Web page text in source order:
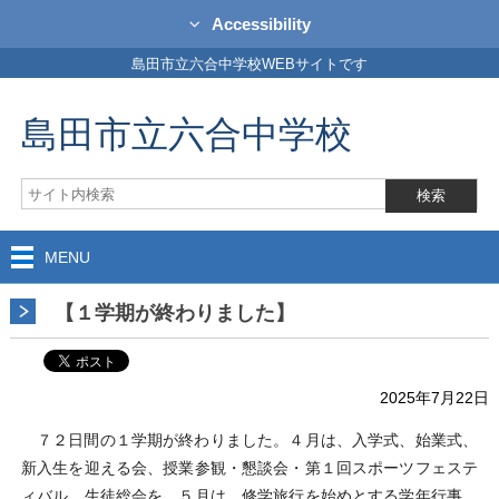
Accessibility
島田市立六合中学校WEBサイトです
島田市立六合中学校
MENU
【１学期が終わりました】
2025年7月22日
７２日間の１学期が終わりました。４月は、入学式、始業式、
新入生を迎える会、授業参観・懇談会・第１回スポーツフェステ